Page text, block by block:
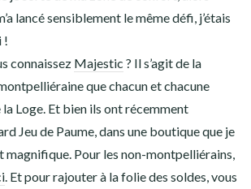
lancé sensiblement le même défi, j’étais
!
connaissez Majestic ? Il s’agit de la
que chacun et chacune
Loge. Et bien ils ont récemment
Jeu de Paume, dans une boutique que je
magnifique. Pour les non-montpelliérains,
. Et pour rajouter à la folie des soldes, vous